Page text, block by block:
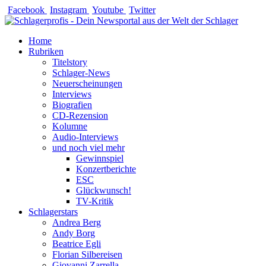
Zum
Inhalt
Facebook Instagram Youtube Twitter
Home
Rubriken
Titelstory
Schlager-News
Neuerscheinungen
Interviews
Biografien
CD-Rezension
Kolumne
Audio-Interviews
und noch viel mehr
Gewinnspiel
Konzertberichte
ESC
Glückwunsch!
TV-Kritik
Schlagerstars
Andrea Berg
Andy Borg
Beatrice Egli
Florian Silbereisen